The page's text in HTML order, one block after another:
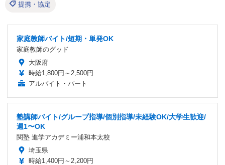
提携・協定
家庭教師バイト/短期・単発OK
家庭教師のグッド
大阪府
時給1,800円～2,500円
アルバイト・パート
塾講師バイト/グループ指導/個別指導/未経験OK/大学生歓迎/
週1〜OK
関塾 進学アカデミー浦和本太校
埼玉県
時給1,400円～2,200円